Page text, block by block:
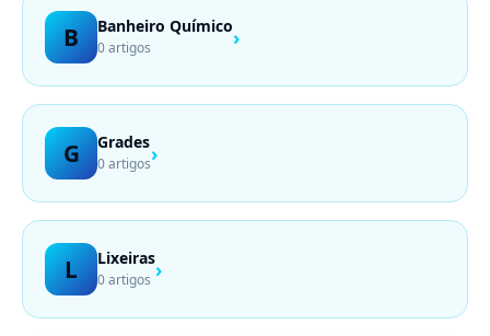
B Banheiro Químico
0 artigos ›
G Grades
0 artigos›
L Lixeiras
0 artigos ›